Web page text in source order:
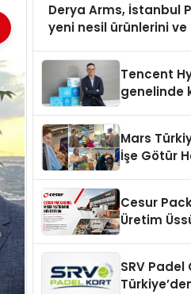
Derya Arms, İstanbul
yeni nesil ürünlerini
Tencent
genelinde
Mars
İşe Götür
Cesur
Üretim
SRV Padel